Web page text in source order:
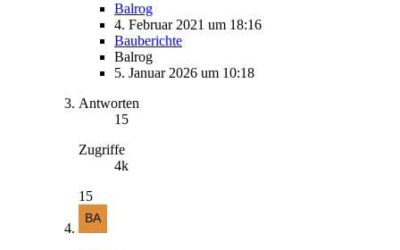
Balrog
4. Februar 2021 um 18:16
Bauberichte
Balrog
5. Januar 2026 um 10:18
Antworten
15
Zugriffe
4k
15